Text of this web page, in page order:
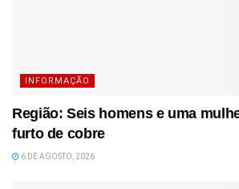
INFORMAÇÃO
Região: Seis homens e uma
furto de cobre
6 DE AGOSTO, 2026